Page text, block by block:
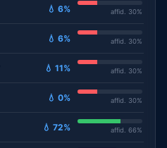
💧 6% affid. 30%
💧 6% affid. 30%
💧 11% affid. 30%
💧 0% affid. 30%
💧 72% affid. 66%